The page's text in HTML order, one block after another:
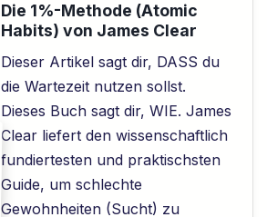
Die 1%-Methode (Atomic
Habits) von James Clear
Dieser Artikel sagt dir, DASS du
die Wartezeit nutzen sollst.
Dieses Buch sagt dir, WIE. James
Clear liefert den wissenschaftlich
fundiertesten und praktischsten
Guide, um schlechte
Gewohnheiten (Sucht) zu